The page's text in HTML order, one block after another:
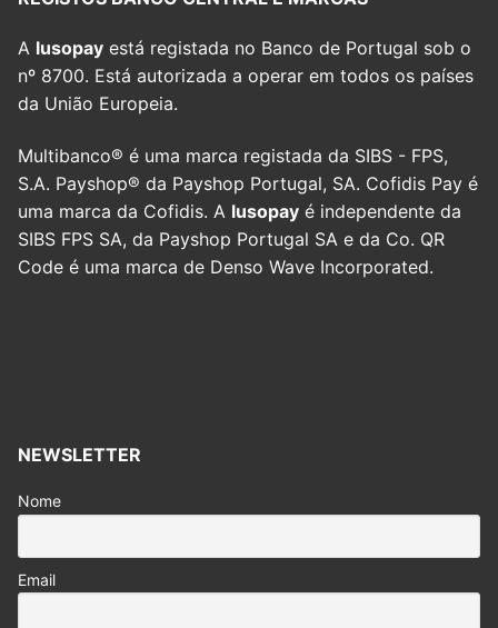
A lusopay está registada no Banco de Portugal sob o
nº 8700. Está autorizada a operar em todos os países
da União Europeia.
Multibanco® é uma marca registada da SIBS - FPS,
S.A. Payshop® da Payshop Portugal, SA. Cofidis Pay é
uma marca da Cofidis. A lusopay é independente da
SIBS FPS SA, da Payshop Portugal SA e da Co. QR
Code é uma marca de Denso Wave Incorporated.
NEWSLETTER
Nome
Email